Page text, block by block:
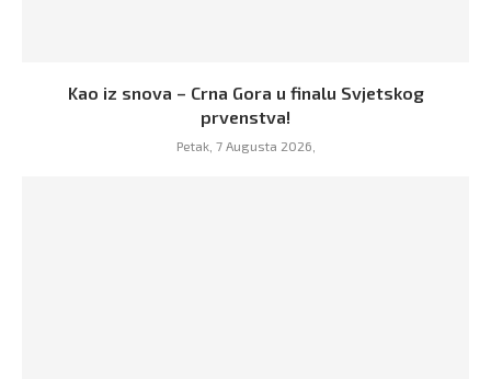
Kao iz snova – Crna Gora u finalu Svjetskog
prvenstva!
Petak, 7 Augusta 2026,